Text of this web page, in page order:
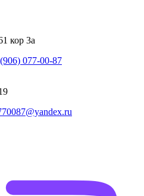
кор 3а
077-00-87